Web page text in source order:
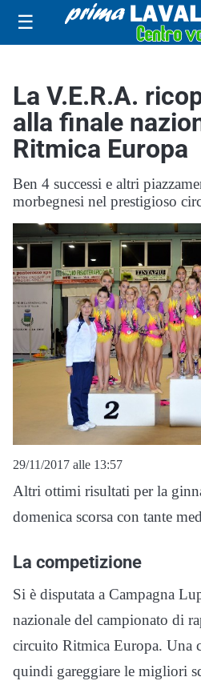
☰
La V.E.R.A.
alla finale
Ritmica Europa
Ben 4 successi e altri
morbegnesi nel prestigioso
29/11/2017 alle 13:57
Altri ottimi risultati per la
domenica scorsa con tante
La competizione
Si è disputata a Campagna
nazionale del campionato di
circuito Ritmica Europa. Una
quindi gareggiare le migliori